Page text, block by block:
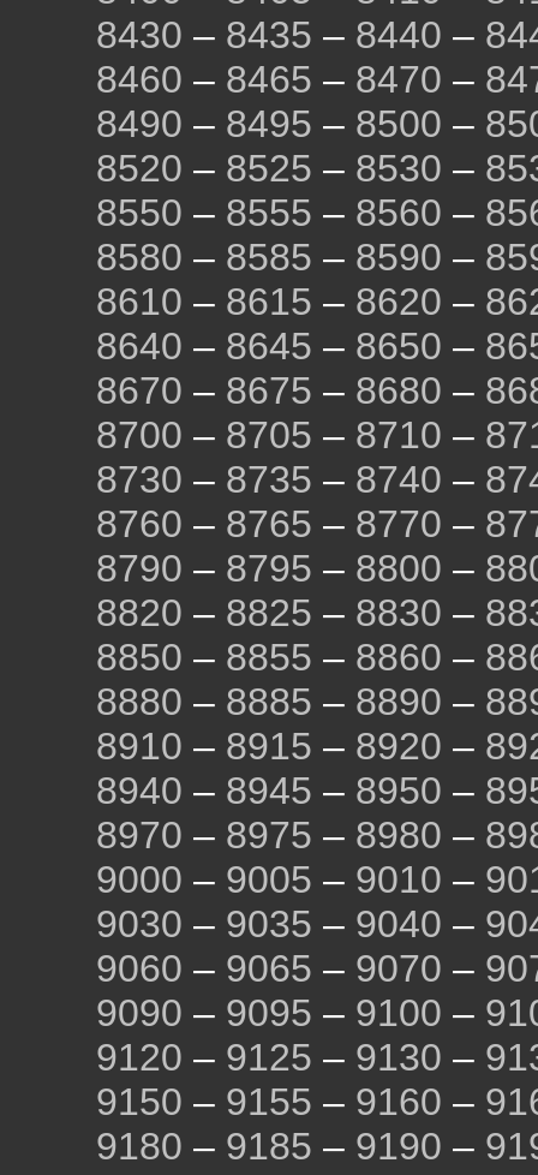
8430 – 8435 – 8440 –
8460 – 8465 – 8470 –
8490 – 8495 – 8500 –
8520 – 8525 – 8530 –
8550 – 8555 – 8560 –
8580 – 8585 – 8590 –
8610 – 8615 – 8620 –
8640 – 8645 – 8650 –
8670 – 8675 – 8680 –
8700 – 8705 – 8710 –
8730 – 8735 – 8740 –
8760 – 8765 – 8770 –
8790 – 8795 – 8800 –
8820 – 8825 – 8830 –
8850 – 8855 – 8860 –
8880 – 8885 – 8890 –
8910 – 8915 – 8920 –
8940 – 8945 – 8950 –
8970 – 8975 – 8980 –
9000 – 9005 – 9010 –
9030 – 9035 – 9040 –
9060 – 9065 – 9070 –
9090 – 9095 – 9100 –
9120 – 9125 – 9130 –
9150 – 9155 – 9160 –
9180 – 9185 – 9190 –